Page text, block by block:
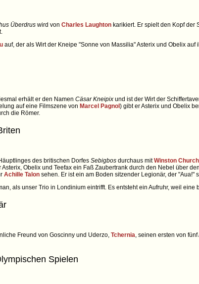
Überdrus wird von Charles Laughton karikiert. Er spielt den Kopf der
auf, der als Wirt der Kneipe "Sonne von Massilia" Asterix und Obelix
erhält er den Namen Cäsar Kneipix und ist der Wirt der
auf eine Filmszene von Marcel Pagnol) gibt er Asterix und Obelix
die Römer.
des britischen Dorfes Sebigbos durchaus mitWinston
Obelix und Teefax ein Faß Zaubertrank durch den Nebel über
Achille Talon sehen. Er ist ein am Boden sitzender Legionär, der "Aua!"
als unser Trio in Londinium eintrifft. Es entsteht ein Aufruhr, weil
Freund von Goscinny und Uderzo, Tchernia , seinen ersten von
Spielen